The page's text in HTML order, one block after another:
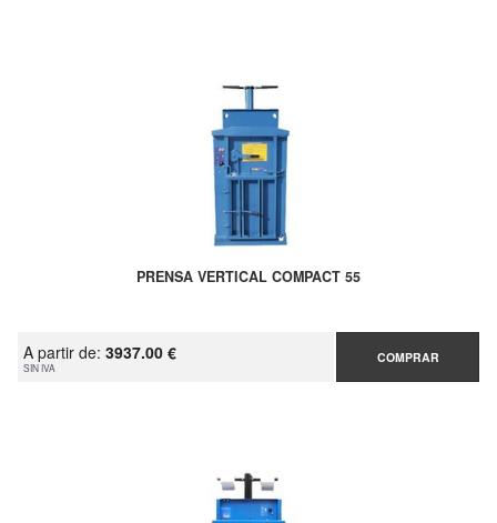
PRENSA VERTICAL COMPACT 55
A partir de: 3937.00 €
SIN IVA
COMPRAR